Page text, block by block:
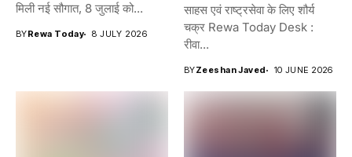
मिली नई सौगात, 8 जुलाई को...
BYRewa Today 8 JULY 2026
साहस एवं राष्ट्रसेवा के लिए शौर्य
चक्र Rewa Today Desk :
रीवा...
BYZeeshan Javed 10 JUNE 2026